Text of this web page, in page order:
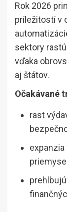
Rok 2026
príležitostí v
sektory
vďaka
aj štátov.
Očakávané
rast